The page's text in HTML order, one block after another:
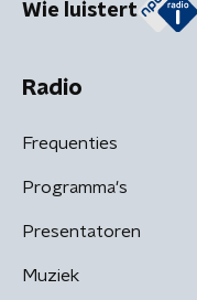
Wie luistert
Radio
Frequenties
Programma's
Presentatoren
Muziek